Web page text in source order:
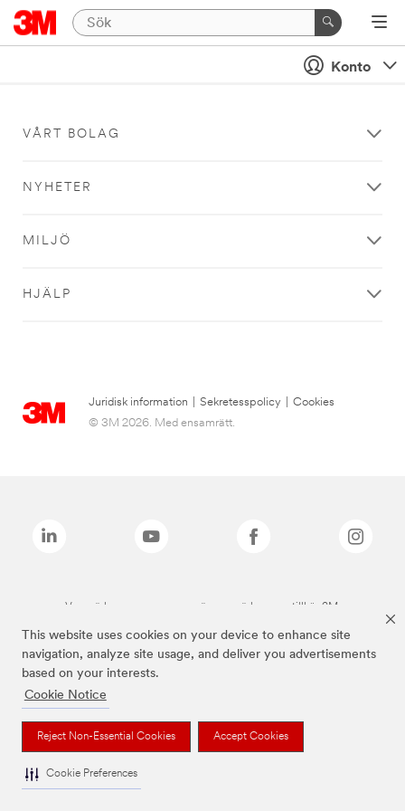
This website uses cookies on your device to enhance site
navigation, analyze site usage, and deliver you advertisements
based on your interests.
Cookie Notice
Reject Non-Essential Cookies Accept Cookies
Cookie Preferences
Konto
VÅRT BOLAG
NYHETER
MILJÖ
HJÄLP
Juridisk information Sekretesspolicy
Cookies
© 3M 2026. Med ensamrätt.
Varumärken som anges ovan är varumärken som tillhör 3M.